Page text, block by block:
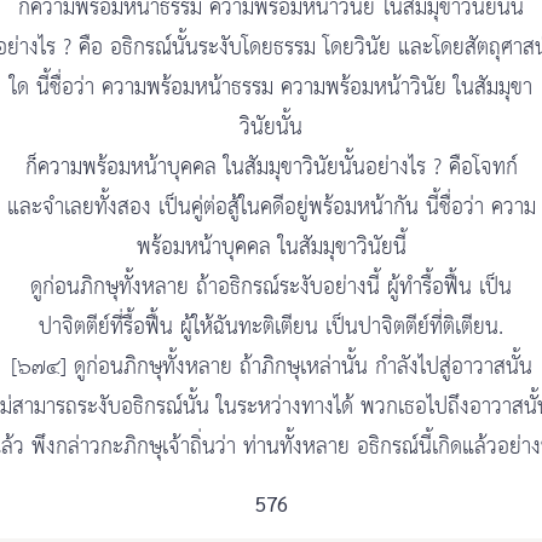
ก็ความพร้อมหน้าธรรม ความพร้อมหน้าวินัย ในสัมมุขาวินัยนั้น
างไร ? คือ อธิกรณ์นั้นระงับโดยธรรม โดยวินัย และโดยสัตถุศา
ใด นี้ชื่อว่า ความพร้อมหน้าธรรม ความพร้อมหน้าวินัย ในสัมมุขา
วินัยนั้น
ก็ความพร้อมหน้าบุคคล ในสัมมุขาวินัยนั้นอย่างไร ? คือโจทก์
และจำเลยทั้งสอง เป็นคู่ต่อสู้ในคดีอยู่พร้อมหน้ากัน นี้ชื่อว่า ความ
พร้อมหน้าบุคคล ในสัมมุขาวินัยนี้
ดูก่อนภิกษุทั้งหลาย ถ้าอธิกรณ์ระงับอย่างนี้ ผู้ทำรื้อฟื้น เป็น
ปาจิตตีย์ที่รื้อฟื้น ผู้ให้ฉันทะติเตียน เป็นปาจิตตีย์ที่ติเตียน.
[๖๗๔] ดูก่อนภิกษุทั้งหลาย ถ้าภิกษุเหล่านั้น กำลังไปสู่อาวาสนั้น
สามารถระงับอธิกรณ์นั้น ในระหว่างทางได้ พวกเธอไปถึงอาวาส
ว พึงกล่าวกะภิกษุเจ้าถิ่นว่า ท่านทั้งหลาย อธิกรณ์นี้เกิดแล้วอย่า
576